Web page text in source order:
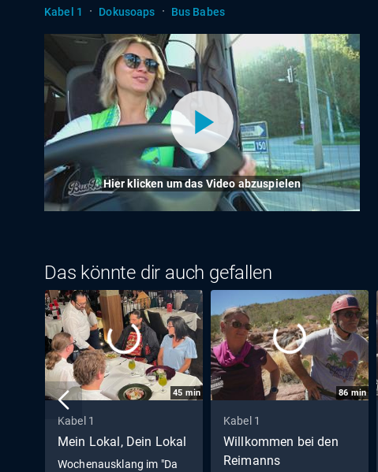
Kabel 1 · Dokusoaps · Bus Babes
Hier klicken um das Video abzuspielen
Das könnte dir auch gefallen
45 min
Kabel 1
Mein Lokal, Dein Lokal
Wochenausklang im "Da
86 min
Kabel 1
Willkommen bei den
Reimanns